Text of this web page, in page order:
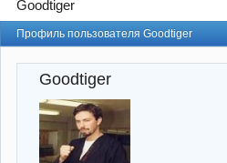
Поиск
Goodtiger
Профиль пользователя Goodtiger
Goodtiger